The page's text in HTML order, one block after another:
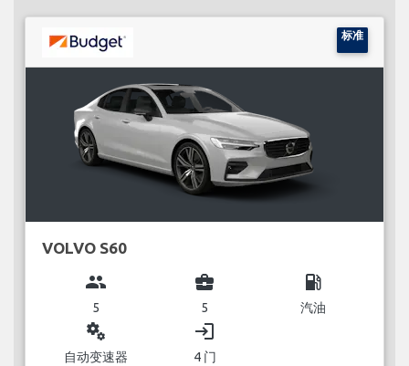
标准
VOLVO S60
group
5
business_center
5
local_gas_station
汽油
miscellaneous_services
自动变速器
login
4 门